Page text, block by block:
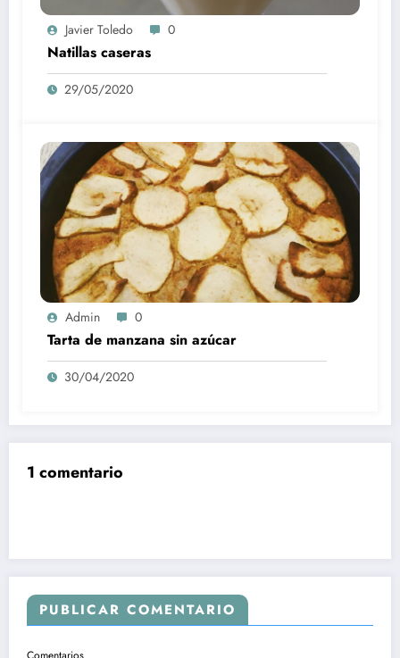
Javier Toledo 0
Natillas caseras
29/05/2020
Admin 0
Tarta de manzana sin azúcar
30/04/2020
1 comentario
PUBLICAR COMENTARIO